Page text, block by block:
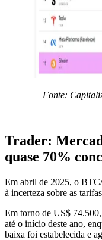
Fonte:
Trader:
quase 70%
Em abril de 2025, o
à incerteza sobre as
Em torno de US$
até o início deste ano,
baixa foi estabelecida e